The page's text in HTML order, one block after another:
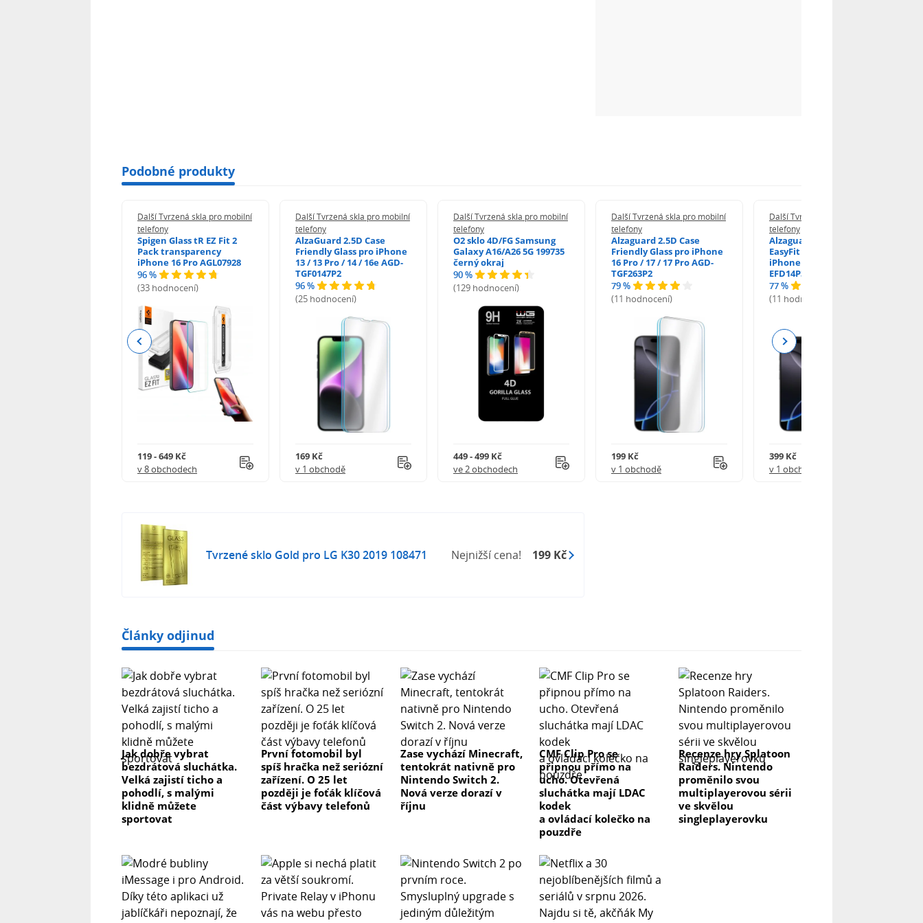
Podobné produkty
Další Tvrzená skla pro mobilní
telefony
Spigen Glass tR EZ Fit 2
Pack transparency
iPhone 16 Pro AGL07928
96 %
(33 hodnocení)
119 - 649 Kč
v 8 obchodech
Další Tvrzená skla pro mobilní
telefony
AlzaGuard 2.5D Case
Friendly Glass pro iPhone
13 / 13 Pro / 14 / 16e AGD-
TGF0147P2
96 %
(25 hodnocení)
169 Kč
v 1 obchodě
Další Tvrzená skla pro mobilní
telefony
O2 sklo 4D/FG Samsung
Galaxy A16/A26 5G 199735
černý okraj
90 %
(129 hodnocení)
449 - 499 Kč
ve 2 obchodech
Další Tvrzená skla pro mobilní
telefony
Alzaguard 2.5D Case
Friendly Glass pro iPhone
16 Pro / 17 / 17 Pro AGD-
TGF263P2
79 %
(11 hodnocení)
199 Kč
v 1 obchodě
Další Tvrzená skla pro mobilní
telefony
Alzaguard 2.5D Glass
EasyFit DustFree pro
iPhone 16 Pro / 17 AGD-
EFD14P3
77 %
(11 hodnocení)
399 Kč
v 1 obchodě
Previous Next
Tvrzené sklo Gold pro LG K30 2019 108471 Nejnižší cena! 199 Kč
Články odjinud
Jak dobře vybrat
bezdrátová sluchátka.
Velká zajistí ticho a
pohodlí, s malými
klidně můžete
sportovat
První fotomobil byl
spíš hračka než seriózní
zařízení. O 25 let
později je foťák klíčová
část výbavy telefonů
Zase vychází Minecraft,
tentokrát nativně pro
Nintendo Switch 2.
Nová verze dorazí v
říjnu
CMF Clip Pro se
připnou přímo na
ucho. Otevřená
sluchátka mají LDAC
kodek
a ovládací kolečko na
pouzdře
Recenze hry Splatoon
Raiders. Nintendo
proměnilo svou
multiplayerovou sérii
ve skvělou
singleplayerovku